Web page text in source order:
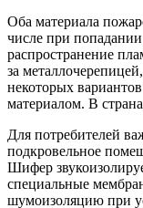
Оба материала
числе при
распространение
за
некоторых
материалом. В
Для потребителей
подкровельное
Шифер
специальные
шумоизоляцию при